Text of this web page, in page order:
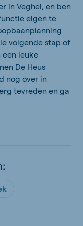
in Veghel, en ben
eigen te
volgende stap of
leuke
De Heus
nog over in
tevreden en ga